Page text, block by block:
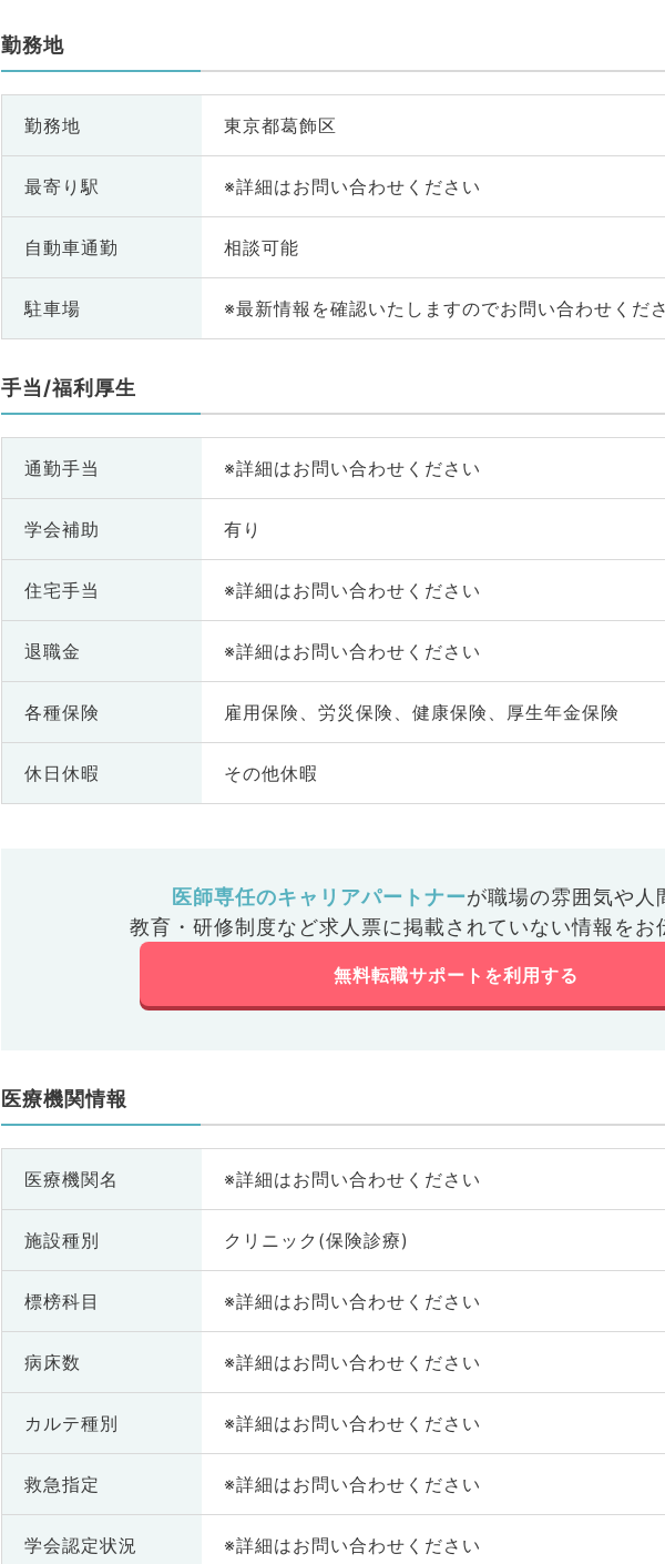
勤務地
勤務地 東京都葛飾区
最寄り駅 ※詳細はお問い合わせください
自動車通勤 相談可能
駐車場 ※最新情報を確認いたしますのでお問い合わせくだ
手当/福利厚生
通勤手当 ※詳細はお問い合わせください
学会補助 有り
住宅手当 ※詳細はお問い合わせください
退職金 ※詳細はお問い合わせください
各種保険 雇用保険、労災保険、健康保険、厚生年金保険
休日休暇 その他休暇
医師専任のキャリアパートナーが職場の雰囲気や人
教育・研修制度など求人票に掲載されていない情報をお
無料転職サポートを利用する
医療機関情報
医療機関名 ※詳細はお問い合わせください
施設種別 クリニック(保険診療)
標榜科目 ※詳細はお問い合わせください
病床数 ※詳細はお問い合わせください
カルテ種別 ※詳細はお問い合わせください
救急指定 ※詳細はお問い合わせください
学会認定状況 ※詳細はお問い合わせください